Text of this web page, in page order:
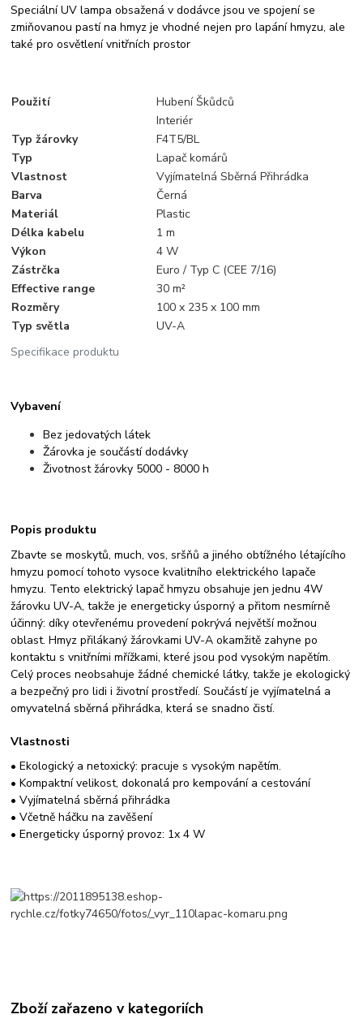
Speciální UV lampa obsažená v dodávce jsou ve spojení se
zmiňovanou pastí na hmyz je vhodné nejen pro lapání hmyzu, ale
také pro osvětlení vnitřních prostor
Specifikace produktu
Použití
Hubení Škůdců
Interiér
Typ žárovky
F4T5/BL
Typ
Lapač komárů
Vlastnost
Vyjímatelná Sběrná Přihrádka
Barva
Černá
Materiál
Plastic
Délka kabelu
1 m
Výkon
4 W
Zástrčka
Euro / Typ C (CEE 7/16)
Effective range
30 m²
Rozměry
100 x 235 x 100 mm
Typ světla
UV-A
Vybavení
Bez jedovatých látek
Žárovka je součástí dodávky
Životnost žárovky 5000 - 8000 h
Popis produktu
Zbavte se moskytů, much, vos, sršňů a jiného obtížného létajícího
hmyzu pomocí tohoto vysoce kvalitního elektrického lapače
hmyzu. Tento elektrický lapač hmyzu obsahuje jen jednu 4W
žárovku UV-A, takže je energeticky úsporný a přitom nesmírně
účinný: díky otevřenému provedení pokrývá největší možnou
oblast. Hmyz přilákaný žárovkami UV-A okamžitě zahyne po
kontaktu s vnitřními mřížkami, které jsou pod vysokým napětím.
Celý proces neobsahuje žádné chemické látky, takže je ekologický
a bezpečný pro lidi i životní prostředí. Součástí je vyjímatelná a
omyvatelná sběrná přihrádka, která se snadno čistí.
Vlastnosti
• Ekologický a netoxický: pracuje s vysokým napětím.
• Kompaktní velikost, dokonalá pro kempování a cestování
• Vyjímatelná sběrná přihrádka
• Včetně háčku na zavěšení
• Energeticky úsporný provoz: 1x 4 W
Zboží zařazeno v kategoriích